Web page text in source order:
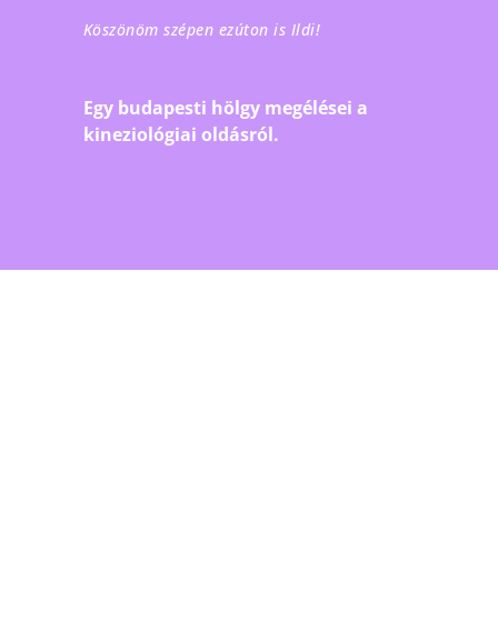
Köszönöm szépen ezúton is Ildi!
Egy budapesti hölgy megélései a
kineziológiai oldásról.